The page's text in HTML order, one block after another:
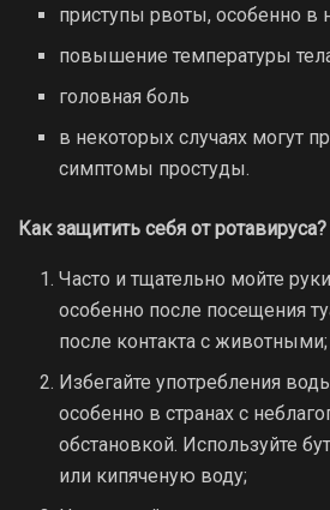
приступы рвоты, особенно в
повышение температуры
головная боль
в некоторых случаях могут
симптомы простуды.
Как защитить себя от ротавируса?
Часто и тщательно мойте
особенно после посещения
после контакта с животными;
Избегайте употребления
особенно в странах с
обстановкой. Используйте
или кипяченую воду;